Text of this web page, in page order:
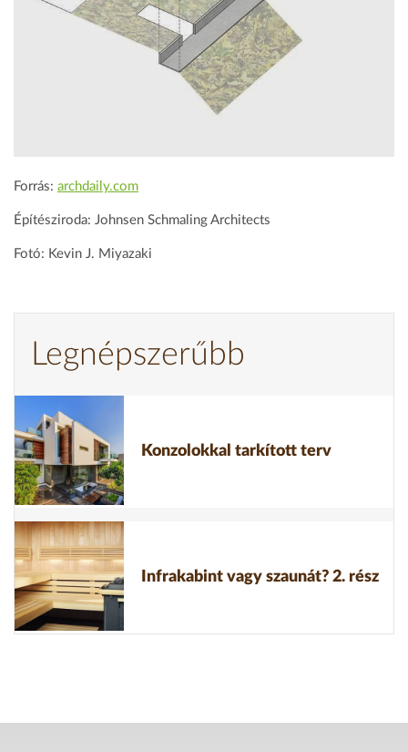
Forrás: archdaily.com
Építésziroda: Johnsen Schmaling Architects
Fotó: Kevin J. Miyazaki
Legnépszerűbb
Konzolokkal tarkított terv
Infrakabint vagy szaunát? 2. rész